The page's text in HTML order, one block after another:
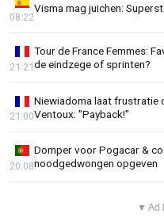
Visma mag juichen:
08:22
Tour de France Femmes:
de eindzege of sprinten?
21:21
Niewiadoma laat frustratie
Ventoux: "Payback!"
21:00
Domper voor Pogacar &
noodgedwongen opgeven
20:08
▼ Ad